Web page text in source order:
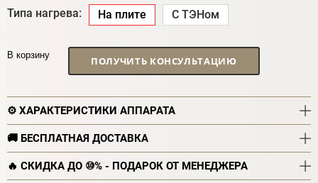
Типа нагрева: На плите С ТЭНом
В корзину ПОЛУЧИТЬ КОНСУЛЬТАЦИЮ
⚙️ ХАРАКТЕРИСТИКИ АППАРАТА
🚚 БЕСПЛАТНАЯ ДОСТАВКА
🔥 СКИДКА ДО ⑩% - ПОДАРОК ОТ МЕНЕДЖЕРА